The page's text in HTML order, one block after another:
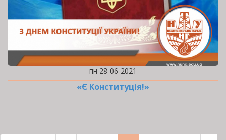
пн 28-06-2021
«Є Конституція!»
НА